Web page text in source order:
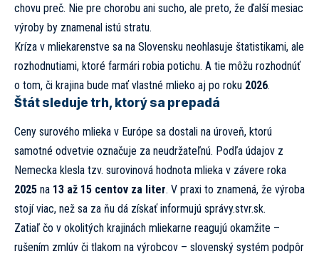
chovu preč. Nie pre chorobu ani sucho, ale preto, že ďalší mesiac
výroby by znamenal istú stratu.
Kríza v mliekarenstve sa na Slovensku neohlasuje štatistikami, ale
rozhodnutiami, ktoré farmári robia potichu. A tie môžu rozhodnúť
o tom, či krajina bude mať vlastné mlieko aj po roku 2026.
Štát sleduje trh, ktorý sa prepadá
Ceny surového mlieka v Európe sa dostali na úroveň, ktorú
samotné odvetvie označuje za neudržateľnú. Podľa údajov z
Nemecka klesla tzv. surovinová hodnota mlieka v závere roka
2025 na 13 až 15 centov za liter. V praxi to znamená, že výroba
stojí viac, než sa za ňu dá získať informujú správy.stvr.sk.
Zatiaľ čo v okolitých krajinách mliekarne reagujú okamžite –
rušením zmlúv či tlakom na výrobcov – slovenský systém podpôr